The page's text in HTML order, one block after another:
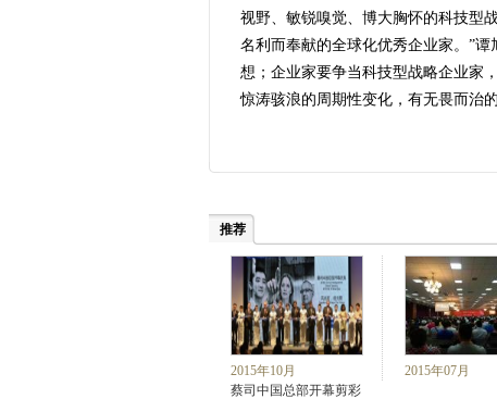
视野、敏锐嗅觉、博大胸怀的科技型
名利而奉献的全球化优秀企业家。”
想；企业家要争当科技型战略企业家
惊涛骇浪的周期性变化，有无畏而治的
推荐
2015年10月
蔡司中国总部开幕剪彩
2015年07月